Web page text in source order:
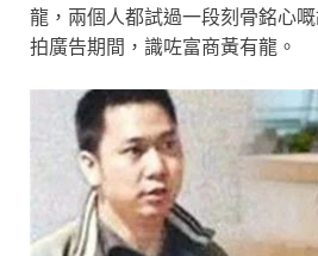
龍，兩個人都試過一段刻骨銘心
拍廣告期間，識咗富商黃有龍。